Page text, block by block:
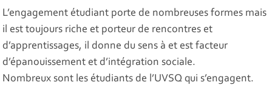
L’engagement étudiant porte de nombreuses formes mais
il est toujours riche et porteur de rencontres et
d’apprentissages, il donne du sens à et est facteur
d’épanouissement et d’intégration sociale.
Nombreux sont les étudiants de l’UVSQ qui s’engagent.